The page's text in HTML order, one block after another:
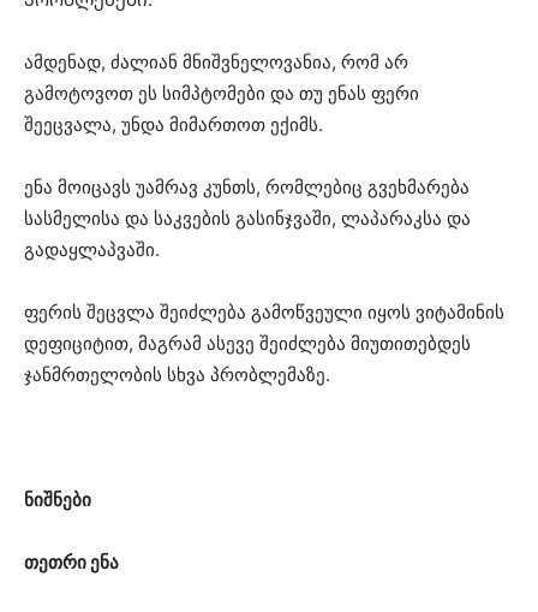
ამდენად, ძალიან მნიშვნელოვანია, რომ არ
გამოტოვოთ ეს სიმპტომები და თუ ენას ფერი
შეეცვალა, უნდა მიმართოთ ექიმს.
ენა მოიცავს უამრავ კუნთს, რომლებიც გვეხმარება
სასმელისა და საკვების გასინჯვაში, ლაპარაკსა და
გადაყლაპვაში.
ფერის შეცვლა შეიძლება გამოწვეული იყოს ვიტამინის
დეფიციტით, მაგრამ ასევე შეიძლება მიუთითებდეს
ჯანმრთელობის სხვა პრობლემაზე.
ნიშნები
თეთრი ენა